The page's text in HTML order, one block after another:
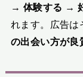
→ 体験する →
れます。広告は
の出会い方が良